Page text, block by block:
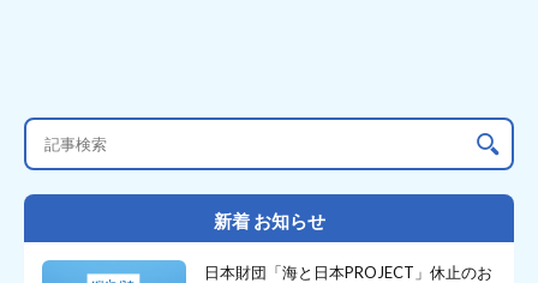
新着 お知らせ
日本財団「海と日本PROJECT」休止のお